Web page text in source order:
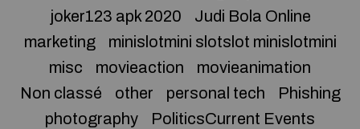
joker123 apk 2020
Judi Bola Online
marketing
minislotmini slotslot minislotmini
misc
movieaction
movieanimation
Non classé
other personal tech
Phishing
photography
PoliticsCurrent Events